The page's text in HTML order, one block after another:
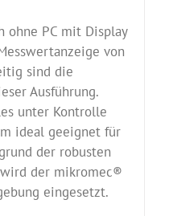
ohne PC mit Display
von
sind die
Ausführung.
unter Kontrolle
ideal geeignet für
der robusten
der mikromec®
eingesetzt.